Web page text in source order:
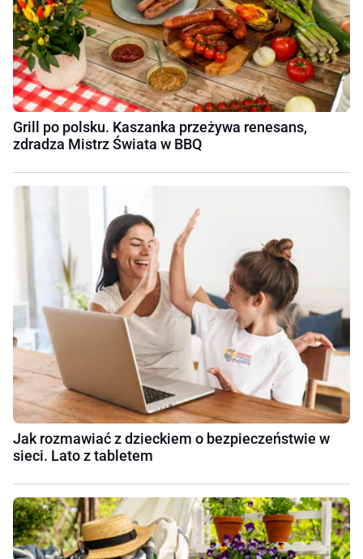
Grill po polsku. Kaszanka przeżywa renesans,
zdradza Mistrz Świata w BBQ
Jak rozmawiać z dzieckiem o bezpieczeństwie w
sieci. Lato z tabletem